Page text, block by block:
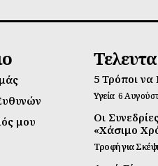
μου
5 Τρόποι
Υγεία 6
Οι
«Χάσιμο
Τροφή για